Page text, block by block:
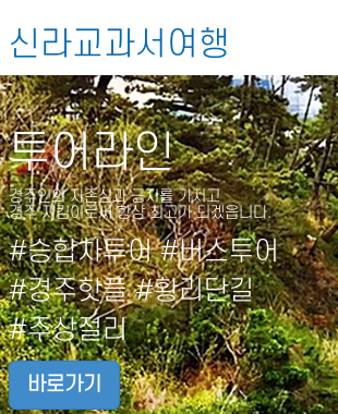
신라교과서여행
투어라인
경주인의 자존심과 긍지를 가지고
경주 지킴이로써 항상 최고가 되겠읍니다.
#승합차투어 #버스투어
#경주핫플 #황리단길
#주상절리
바로가기